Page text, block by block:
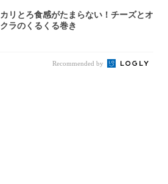
カリとろ食感がたまらない！チーズとオ
クラのくるくる巻き
Recommended by